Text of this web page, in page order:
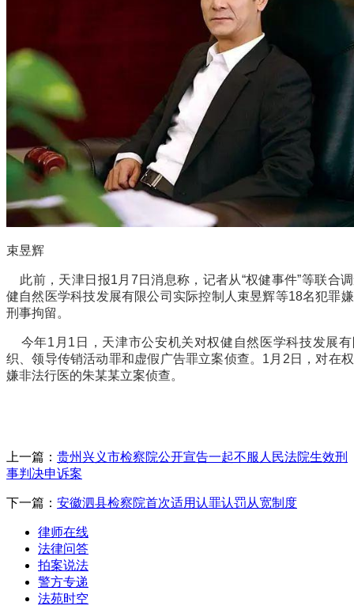
束昱辉
此前，天津日报1月7日消息称，记者从“权健事件”等联合
健自然医学科技发展有限公司实际控制人束昱辉等18名犯罪
刑事拘留。
今年1月1日，天津市公安机关对权健自然医学科技发展
织、领导传销活动罪和虚假广告罪立案侦查。1月2日，对在
嫌非法行医的朱某某立案侦查。
上一篇： 贵州兴义市检察院公开宣告一起不服人民法院生效刑
事判决申诉案
下一篇： 安徽泗县检察院首次适用认罪认罚从宽制度
律师在线
法律问答
拍案说法
警方专递
法苑时空